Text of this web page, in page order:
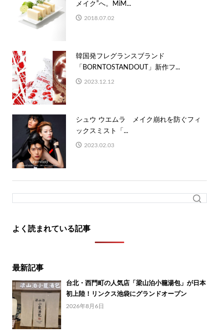
メイク”へ。MiM...
2018.07.02
韓国発フレグランスブランド
「BORNTOSTANDOUT」新作フ...
2023.12.12
シュウ ウエムラ メイク崩れを防ぐフィ
ックスミスト「...
2023.02.03
よく読まれている記事
最新記事
台北・西門町の人気店「梁山泊小籠湯包」が日本
初上陸！リンクス池袋にグランドオープン
2026年8月6日